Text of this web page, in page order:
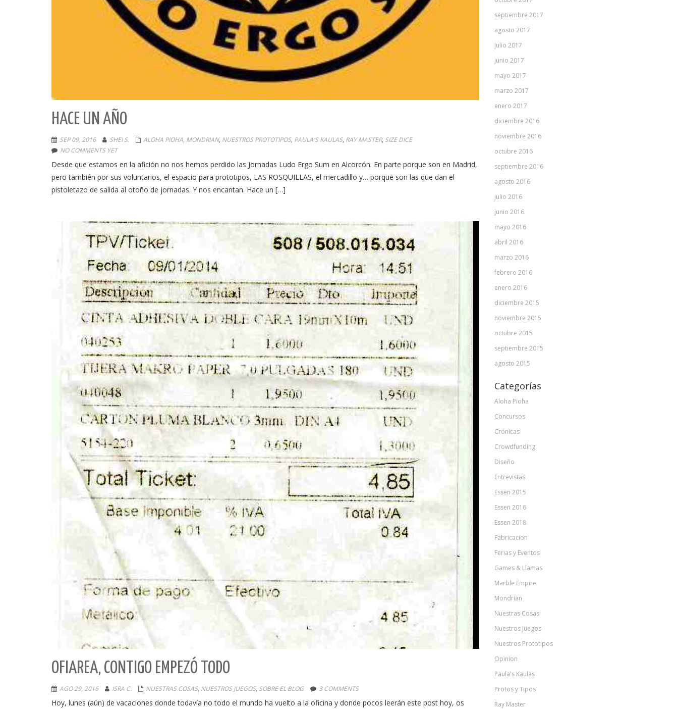
HACE UN AÑO
SEP 09, 2016 SHEI S. ALOHA PIOHA, MONDRIAN, NUESTROS PROTOTIPOS, PAULA'S KAULAS, RAY MASTER, SIZE DICE
NO COMMENTS YET
Desde que estamos en la afición no nos hemos perdido las Jornadas Ludo Ergo Sum en Alcorcón. En parte porque son en Madrid,
pero también por sus voluntarios, el espacio para prototipos, LAS ROSQUILLAS, el mercadillo y… porque son las que dan el
pistoletazo de salida al otoño de jornadas. Y nos encantan. Hace un […]
OFIAREA, CONTIGO EMPEZÓ TODO
AGO 29, 2016 ISRA C. NUESTRAS COSAS, NUESTROS JUEGOS, SOBRE EL BLOG 3 COMMENTS
Hoy, lunes (aún) de vacaciones donde todavía no todo el mundo ha vuelto a la oficina y donde pocos leerán este post hoy, os
septiembre 2017
agosto 2017
julio 2017
junio 2017
mayo 2017
marzo 2017
enero 2017
diciembre 2016
noviembre 2016
octubre 2016
septiembre 2016
agosto 2016
julio 2016
junio 2016
mayo 2016
abril 2016
marzo 2016
febrero 2016
enero 2016
diciembre 2015
noviembre 2015
octubre 2015
septiembre 2015
agosto 2015
Categorías
Aloha Pioha
Concursos
Crónicas
Crowdfunding
Diseño
Entrevistas
Essen 2015
Essen 2016
Essen 2018
Fabricacion
Ferias y Eventos
Games & Llamas
Marble Empire
Mondrian
Nuestras Cosas
Nuestros Juegos
Nuestros Prototipos
Opinion
Paula's Kaulas
Protos y Tipos
Ray Master